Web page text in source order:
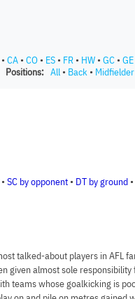
• CA • CO • ES • FR • HW • GC • GE
Positions: All • Back • Midfielder